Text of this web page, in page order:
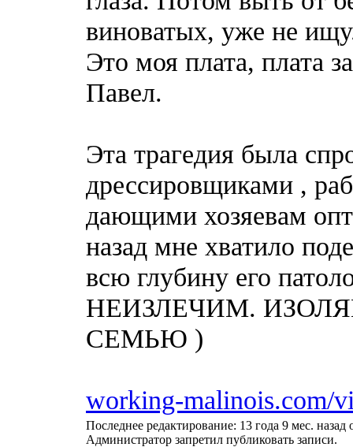
виноватых, уже не
Это моя плата, плата
Павел.
Эта трагедия была
дрессировщиками ,
дающими хозяевам
назад мне хватило
всю глубину его
НЕИЗЛЕЧИМ.
СЕМЬЮ )
working-malinois.com/
Последнее редактирование: 13 года 9 мес. назад
Администратор запретил публиковать записи.